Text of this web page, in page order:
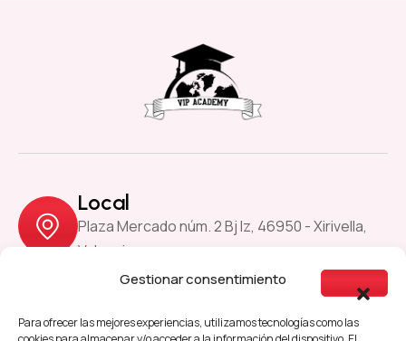
Gestionar consentimiento
Para ofrecer las mejores experiencias, utilizamos tecnologías como las
Local
Plaza Mercado núm. 2 Bj Iz, 46950 - Xirivella,
Valencia